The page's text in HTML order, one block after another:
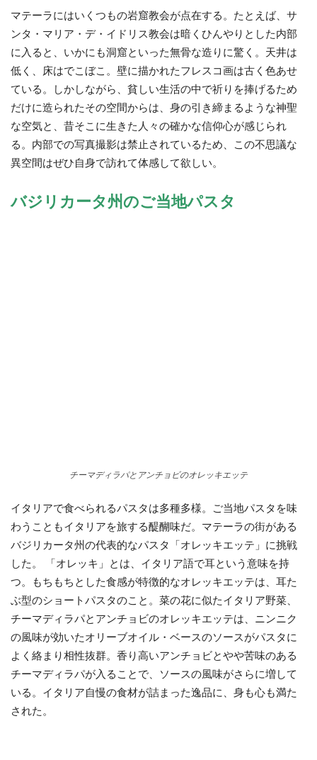
マテーラにはいくつもの岩窟教会が点在する。たとえば、サ
ンタ・マリア・デ・イドリス教会は暗くひんやりとした内部
に入ると、いかにも洞窟といった無骨な造りに驚く。天井は
低く、床はでこぼこ。壁に描かれたフレスコ画は古く色あせ
ている。しかしながら、貧しい生活の中で祈りを捧げるため
だけに造られたその空間からは、身の引き締まるような神聖
な空気と、昔そこに生きた人々の確かな信仰心が感じられ
る。内部での写真撮影は禁止されているため、この不思議な
異空間はぜひ自身で訪れて体感して欲しい。
バジリカータ州のご当地パスタ
チーマディラパとアンチョビのオレッキエッテ
イタリアで食べられるパスタは多種多様。ご当地パスタを味
わうこともイタリアを旅する醍醐味だ。マテーラの街がある
バジリカータ州の代表的なパスタ「オレッキエッテ」に挑戦
した。 「オレッキ」とは、イタリア語で耳という意味を持
つ。もちもちとした食感が特徴的なオレッキエッテは、耳た
ぶ型のショートパスタのこと。菜の花に似たイタリア野菜、
チーマディラパとアンチョビのオレッキエッテは、ニンニク
の風味が効いたオリーブオイル・ベースのソースがパスタに
よく絡まり相性抜群。香り高いアンチョビとやや苦味のある
チーマディラパが入ることで、ソースの風味がさらに増して
いる。イタリア自慢の食材が詰まった逸品に、身も心も満た
された。